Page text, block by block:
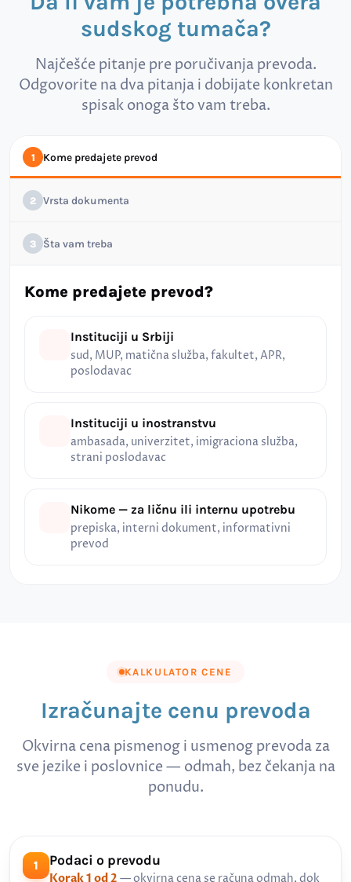
sudskog tumača?
Najčešće pitanje pre poručivanja prevoda.
Odgovorite na dva pitanja i dobijate konkretan
spisak onoga što vam treba.
1 Kome predajete prevod
2 Vrsta dokumenta
3 Šta vam treba
Kome predajete prevod?
Instituciji u Srbiji
sud, MUP, matična služba, fakultet, APR,
poslodavac
Instituciji u inostranstvu
ambasada, univerzitet, imigraciona služba,
strani poslodavac
Nikome — za ličnu ili internu upotrebu
prepiska, interni dokument, informativni
prevod
KALKULATOR CENE
Izračunajte cenu prevoda
Okvirna cena pismenog i usmenog prevoda za
sve jezike i poslovnice — odmah, bez čekanja na
ponudu.
1 Podaci o prevodu
Korak 1 od 2 — okvirna cena se računa odmah, dok